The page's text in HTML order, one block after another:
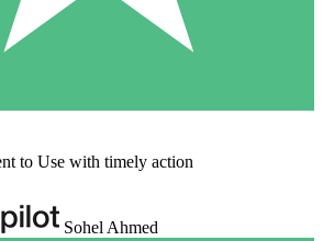
to Use with timely action
Sohel Ahmed